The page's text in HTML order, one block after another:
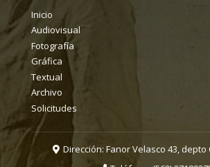
Inicio
Audiovisual
Fotografía
Gráfica
Textual
Archivo
Solicitudes
Dirección: Fanor Velasco 43, depto